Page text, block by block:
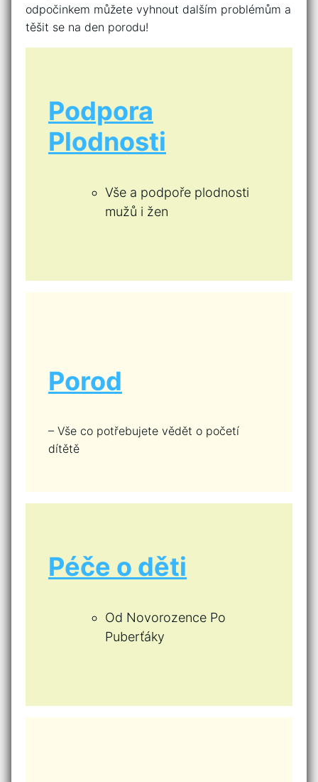
odpočinkem můžete vyhnout dalším problémům a
těšit se na den porodu!
Podpora
Plodnosti
Vše a podpoře plodnosti
mužů i žen
Porod
– Vše co potřebujete vědět o početí
dítětě
Péče o děti
Od Novorozence Po
Puberťáky